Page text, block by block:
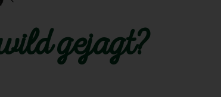
gejagt?